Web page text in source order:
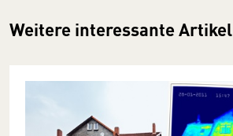
Weitere interessante Artikel